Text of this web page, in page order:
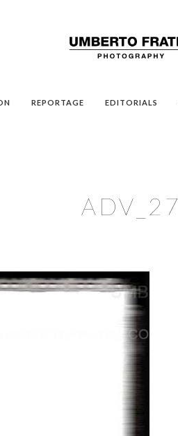
REPORTAGE EDITORIALS
ADV_27